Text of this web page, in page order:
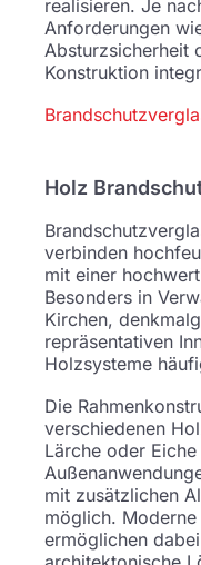
realisieren. Je
Anforderungen
Absturzsicherheit
Konstruktion
Holz
verbinden
mit einer
Besonders in
Kirchen,
repräsentativen
Holzsysteme
Die
verschiedenen
Lärche oder
mit zusätzlichen
möglich.
ermöglichen